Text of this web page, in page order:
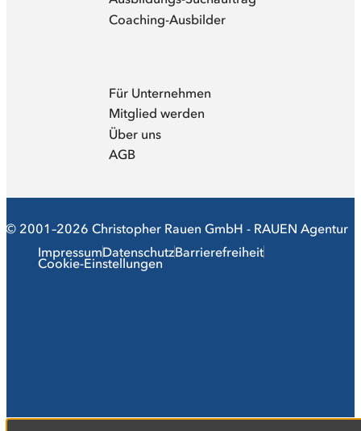
Coaching-Ausbilder
Für Unternehmen
Mitglied werden
Über uns
AGB
© 2001–2026 Christopher Rauen GmbH - RAUEN Agentur
ImpressumDatenschutzBarrierefreiheit
Cookie-Einstellungen